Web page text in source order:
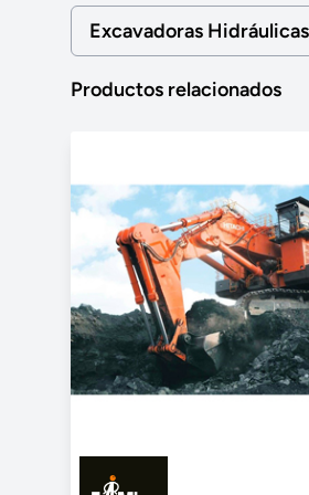
Excavadoras
Productos relacionados